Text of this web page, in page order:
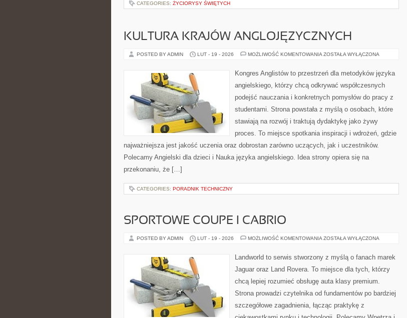
CATEGORIES: ŻYCIORYSY ŚWIĘTYCH
KULTURA KRAJÓW ANGLOJĘZYCZNYCH
POSTED BY ADMIN LUT - 19 - 2026 MOŻLIWOŚĆ KOMENTOWANIA KULTURA
ZOSTAŁA WYŁĄCZONA
Kongres Anglistów to przestrzeń dla metodyków języka
angielskiego, którzy chcą odkrywać współczesnych
podejść nauczania i konkretnych pomysłów do pracy z
studentami. Strona powstała z myślą o osobach, które
stawiają na rozwój i traktują dydaktykę jako żywy
proces. To miejsce spotkania inspiracji i wdrożeń, gdzie
najważniejsza jest jakość uczenia oraz dobrostan zarówno uczących, jak i uczestników.
Polecamy Angielski dla dzieci i Nauka języka angielskiego. Idea strony opiera się na
przekonaniu, że […]
CATEGORIES: PORADNIK TECHNICZNY
SPORTOWE COUPE I CABRIO
POSTED BY ADMIN LUT - 19 - 2026 MOŻLIWOŚĆ KOMENTOWANIA SPORTOWE
CABRIO
ZOSTAŁA WYŁĄCZONA
Landworld to serwis stworzony z myślą o fanach marek
Jaguar oraz Land Rovera. To miejsce dla tych, którzy
chcą lepiej rozumieć obsługę auta klasy premium.
Strona prowadzi czytelnika od fundamentów po bardziej
szczegółowe zagadnienia, łącząc praktykę z